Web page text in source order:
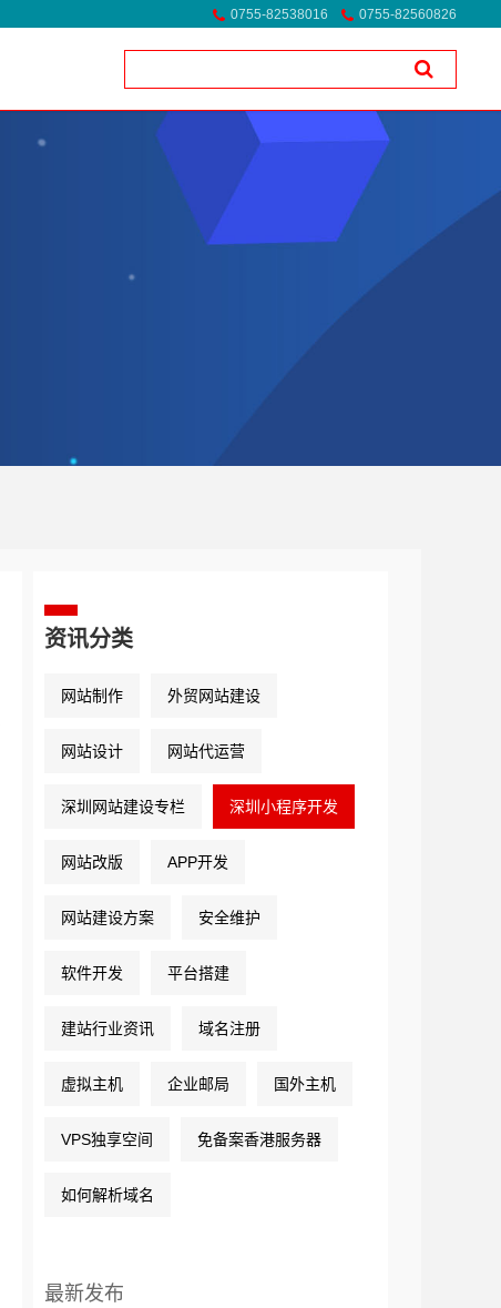
0755-82538016 0755-82560826
资讯分类
网站制作 外贸网站建设
网站设计 网站代运营
深圳网站建设专栏 深圳小程序开发
网站改版 APP开发
网站建设方案 安全维护
软件开发 平台搭建
建站行业资讯 域名注册
虚拟主机 企业邮局 国外主机
VPS独享空间 免备案香港服务器
如何解析域名
最新发布